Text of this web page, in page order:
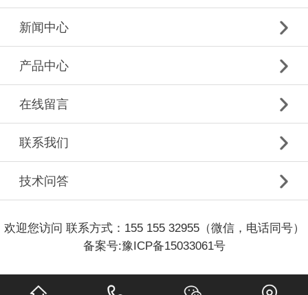
新闻中心
产品中心
在线留言
联系我们
技术问答
欢迎您访问 联系方式：155 155 32955（微信，电话同号）
备案号:豫ICP备15033061号